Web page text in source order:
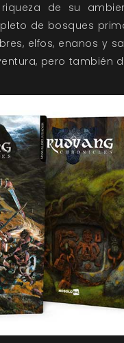
de su
de bosques
elfos, enanos y
pero también